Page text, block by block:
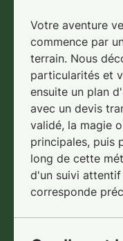
Votre aventure
commence par
terrain. Nous
particularités et
ensuite un plan
avec un devis
validé, la magie
principales, puis
long de cette
d'un suivi
corresponde